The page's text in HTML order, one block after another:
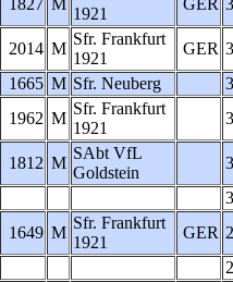
1827 M
1921
GER 3
2014 M
Sfr. Frankfurt
1921
GER 3
1665 M Sfr. Neuberg
3
1962 M
Sfr. Frankfurt
1921
3
1812 M
SAbt VfL
Goldstein
3
3
1649 M
Sfr. Frankfurt
1921
GER 2
2